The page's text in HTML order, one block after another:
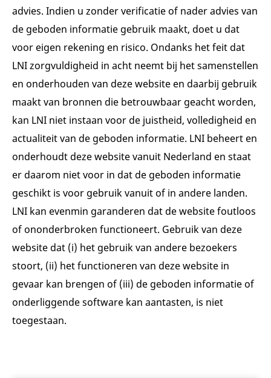
advies. Indien u zonder verificatie of nader advies van
de geboden informatie gebruik maakt, doet u dat
voor eigen rekening en risico. Ondanks het feit dat
LNI zorgvuldigheid in acht neemt bij het samenstellen
en onderhouden van deze website en daarbij gebruik
maakt van bronnen die betrouwbaar geacht worden,
kan LNI niet instaan voor de juistheid, volledigheid en
actualiteit van de geboden informatie. LNI beheert en
onderhoudt deze website vanuit Nederland en staat
er daarom niet voor in dat de geboden informatie
geschikt is voor gebruik vanuit of in andere landen.
LNI kan evenmin garanderen dat de website foutloos
of ononderbroken functioneert. Gebruik van deze
website dat (i) het gebruik van andere bezoekers
stoort, (ii) het functioneren van deze website in
gevaar kan brengen of (iii) de geboden informatie of
onderliggende software kan aantasten, is niet
toegestaan.